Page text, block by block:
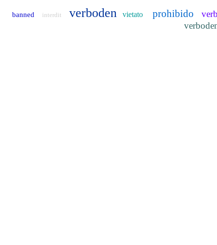
banned interdit verboden vietato prohibido